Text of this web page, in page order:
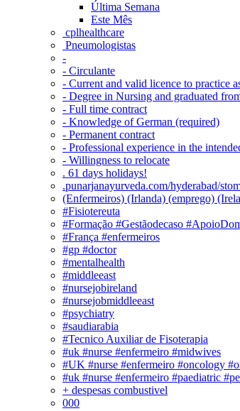
Última Semana
Este Mês
‎ cplhealthcare‬
Pneumologistas
-
- Circulante
- Current and valid licence to practice
- Degree in Nursing and graduated
- Full time contract
- Knowledge of German (required)
- Permanent contract
- Professional experience in the
- Willingness to relocate
. 61 days holidays!
.punarjanayurveda.com/hyderabad/
(Enfermeiros) (Irlanda) (emprego)
#Fisiotereuta
#Formação #Gestãodecaso
#França #enfermeiros
#gp #doctor
#mentalhealth
#middleeast
#nursejobireland
#nursejobmiddleeast
#psychiatry
#saudiarabia
#Tecnico Auxiliar de Fisoterapia
#uk #nurse #enfermeiro #midwives
#UK #nurse #enfermeiro #oncology
#uk #nurse #enfermeiro #paediatric
+ despesas combustivel
000